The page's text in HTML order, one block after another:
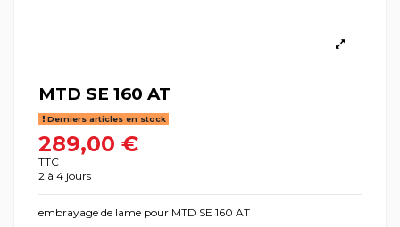
MTD SE 160 AT
Derniers articles en stock
289,00 €
TTC
2 à 4 jours
embrayage de lame pour MTD SE 160 AT